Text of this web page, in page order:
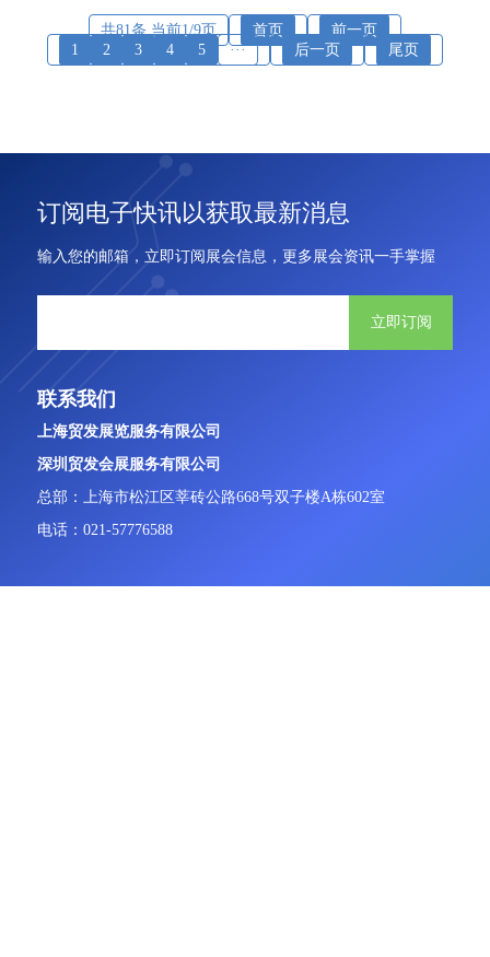
共81条 当前1/9页 首页
前一页
1
2 3 4 5 ··· 后一页 尾页
订阅电子快讯以获取最新消息
输入您的邮箱，立即订阅展会信息，更多展会资讯一手掌握
立即订阅
联系我们
上海贸发展览服务有限公司
深圳贸发会展服务有限公司
总部：上海市松江区莘砖公路668号双子楼A栋602室
电话：021-57776588